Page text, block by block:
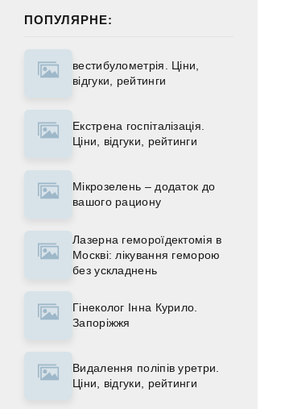
ПОПУЛЯРНЕ:
вестибулометрія. Ціни,
відгуки, рейтинги
Екстрена госпіталізація.
Ціни, відгуки, рейтинги
Мікрозелень – додаток до
вашого рациону
Лазерна гемороїдектомія в
Москві: лікування геморою
без ускладнень
Гінеколог Інна Курило.
Запоріжжя
Видалення поліпів уретри.
Ціни, відгуки, рейтинги